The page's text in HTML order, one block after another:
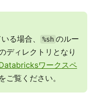
る場合、
%sh のルー
ディレクトリとなり
ワークスペ
をご覧ください。